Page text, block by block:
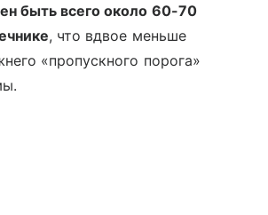
быть всего около 60-70
, что вдвое меньше
«пропускного порога»